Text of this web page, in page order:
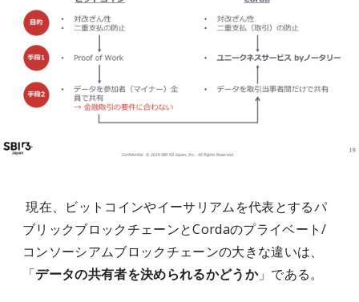
現在、ビットコインやイーサリアムを代表とするパ
ブリックブロックチェーンとCordaのプライベート/
コンソーシアムブロックチェーンの大きな違いは、
「データの共有者を決められるかどうか」である。